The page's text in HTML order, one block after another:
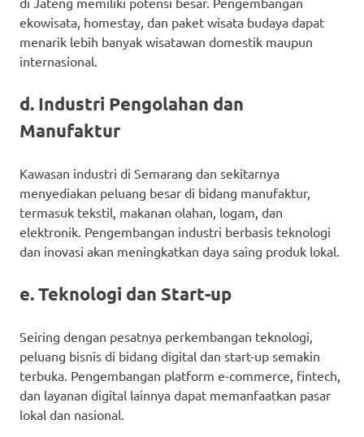
ekowisata, homestay, dan paket wisata budaya dapat
menarik lebih banyak wisatawan domestik maupun
internasional.
d. Industri Pengolahan dan
Manufaktur
Kawasan industri di Semarang dan sekitarnya
menyediakan peluang besar di bidang manufaktur,
termasuk tekstil, makanan olahan, logam, dan
elektronik. Pengembangan industri berbasis teknologi
dan inovasi akan meningkatkan daya saing produk lokal.
e. Teknologi dan Start-up
Seiring dengan pesatnya perkembangan teknologi,
peluang bisnis di bidang digital dan start-up semakin
terbuka. Pengembangan platform e-commerce, fintech,
dan layanan digital lainnya dapat memanfaatkan pasar
lokal dan nasional.